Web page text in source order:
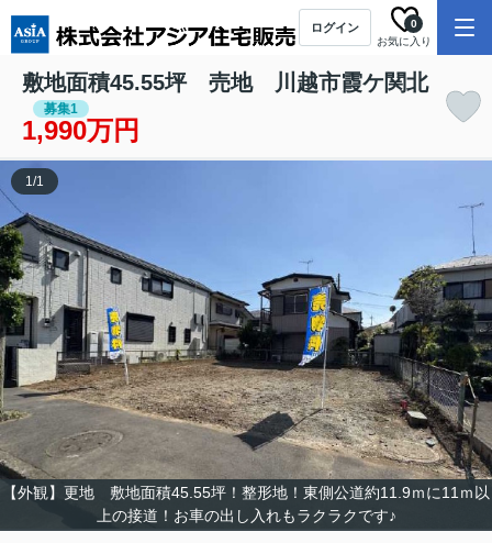
ログイン
お気に入り
0
敷地面積45.55坪 売地 川越市霞ケ関北
募集1
1,990万円
【外観】更地 敷地面積45.55坪！整形地！東側公道約11.9ｍに11ｍ以
上の接道！お車の出し入れもラクラクです♪
1/1